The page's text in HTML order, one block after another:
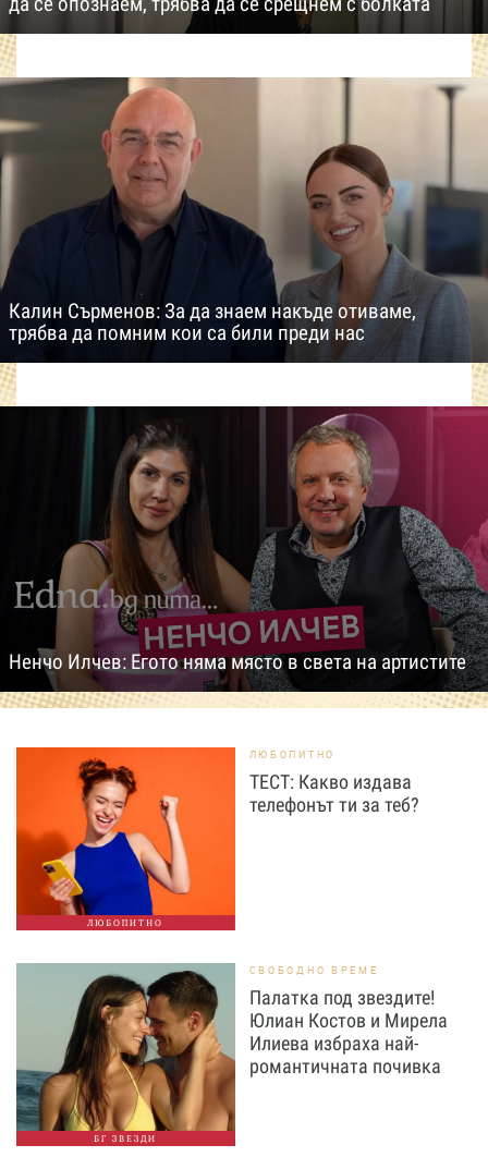
Калин Сърменов: За да знаем накъде отиваме,
трябва да помним кои са били преди нас
Ненчо Илчев: Егото няма място в света на артистите
ЛЮБОПИТНО
ЛЮБОПИТНО
ТЕСТ: Какво издава
телефонът ти за теб?
БГ ЗВЕЗДИ
СВОБОДНО ВРЕМЕ
Палатка под звездите!
Юлиан Костов и Мирела
Илиева избраха най-
романтичната почивка